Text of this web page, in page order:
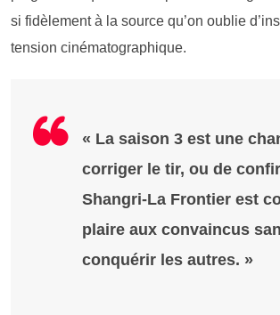
si fidèlement à la source qu’on oublie
tension cinématographique.
« La saison 3 est une
corriger le tir, ou de
Shangri-La Frontier est
plaire aux convaincus
conquérir les autres. »